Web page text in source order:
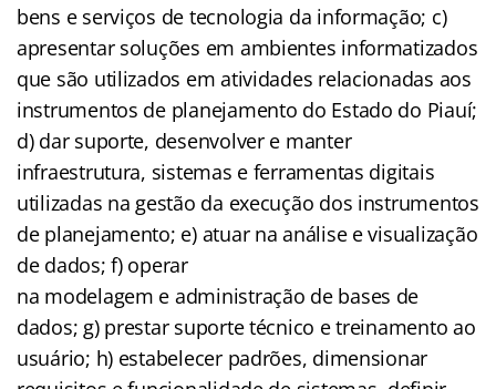
bens e serviços de tecnologia da informação; c)
apresentar soluções em ambientes informatizados
que são utilizados em atividades relacionadas aos
instrumentos de planejamento do Estado do Piauí;
d) dar suporte, desenvolver e manter
infraestrutura, sistemas e ferramentas digitais
utilizadas na gestão da execução dos instrumentos
de planejamento; e) atuar na análise e visualização
de dados; f) operar
na modelagem e administração de bases de
dados; g) prestar suporte técnico e treinamento ao
usuário; h) estabelecer padrões, dimensionar